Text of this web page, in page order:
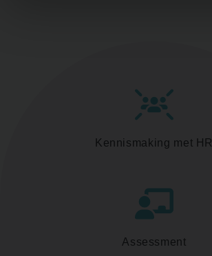
Kennismaking met HR
Assessment